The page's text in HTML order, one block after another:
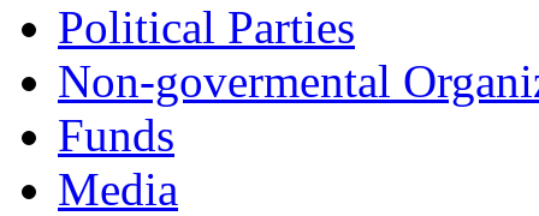
Political Parties
Non-govermental
Funds
Мedia